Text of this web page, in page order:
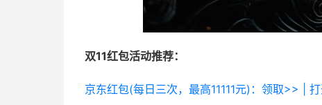
双11红包活动推荐：
京东红包(每日三次，最高11111元)：领取>> |